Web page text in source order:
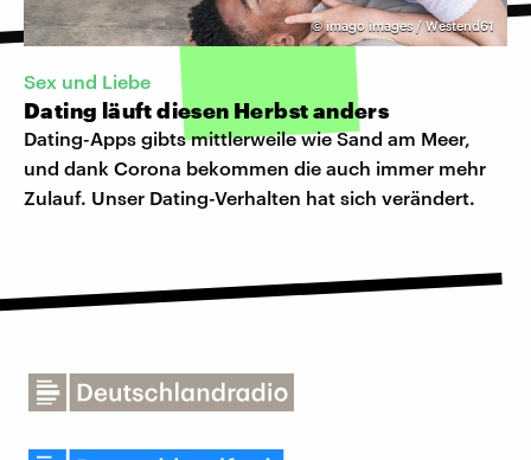
©imago images / Westend61
Sex und Liebe
Dating läuft diesen Herbst anders
Dating-Apps gibts mittlerweile wie Sand am Meer,
und dank Corona bekommen die auch immer mehr
Zulauf. Unser Dating-Verhalten hat sich verändert.